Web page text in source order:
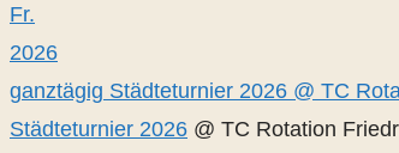
Fr.
2026
ganztägig Städteturnier 2026 @ TC
Städteturnier 2026 @ TC Rotation